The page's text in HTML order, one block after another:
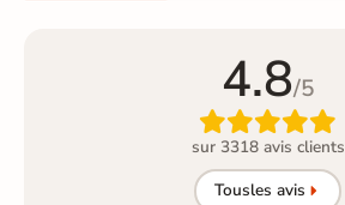
4.8/5

sur 3318 avis clients
Tousles avis